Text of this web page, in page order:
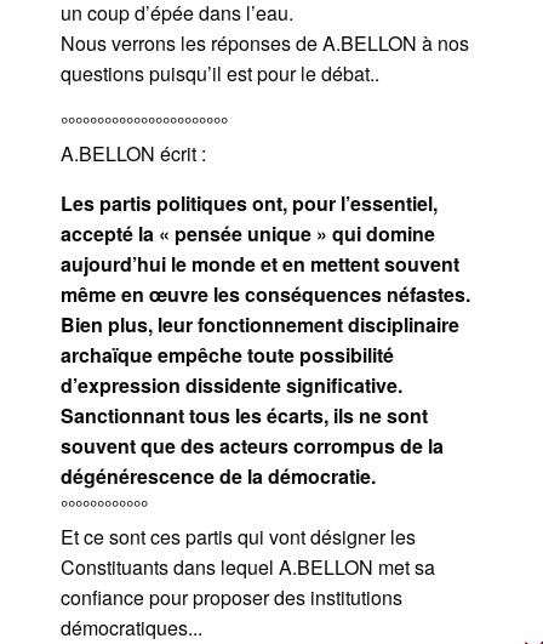
un coup d’épée dans l’eau.
Nous verrons les réponses de A.BELLON à nos
questions puisqu’il est pour le débat..
°°°°°°°°°°°°°°°°°°°°°°°
A.BELLON écrit :
Les partis politiques ont, pour l’essentiel,
accepté la « pensée unique » qui domine
aujourd’hui le monde et en mettent souvent
même en œuvre les conséquences néfastes.
Bien plus, leur fonctionnement disciplinaire
archaïque empêche toute possibilité
d’expression dissidente significative.
Sanctionnant tous les écarts, ils ne sont
souvent que des acteurs corrompus de la
dégénérescence de la démocratie.
°°°°°°°°°°°°
Et ce sont ces partis qui vont désigner les
Constituants dans lequel A.BELLON met sa
confiance pour proposer des institutions
démocratiques...